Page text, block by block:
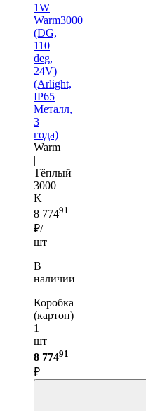
1W
Warm3000
(DG,
110
deg,
24V)
(Arlight,
IP65
Металл,
3
года)
Warm
|
Тёплый
3000
K
8 77491
₽/
шт
В
наличии
Коробка
(картон)
1
шт —
8 77491
₽